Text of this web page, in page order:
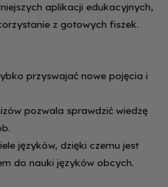
aplikacji edukacyjnych,
z gotowych fiszek.
przyswajać nowe pojęcia i
pozwala sprawdzić wiedzę
języków, dzięki czemu jest
do nauki języków obcych.